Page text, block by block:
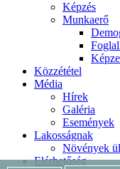
Képzés
Munkaerő
Közzététel
Média
Hírek
Galéria
Események
Lakosságnak
Növények
Elérhetőség